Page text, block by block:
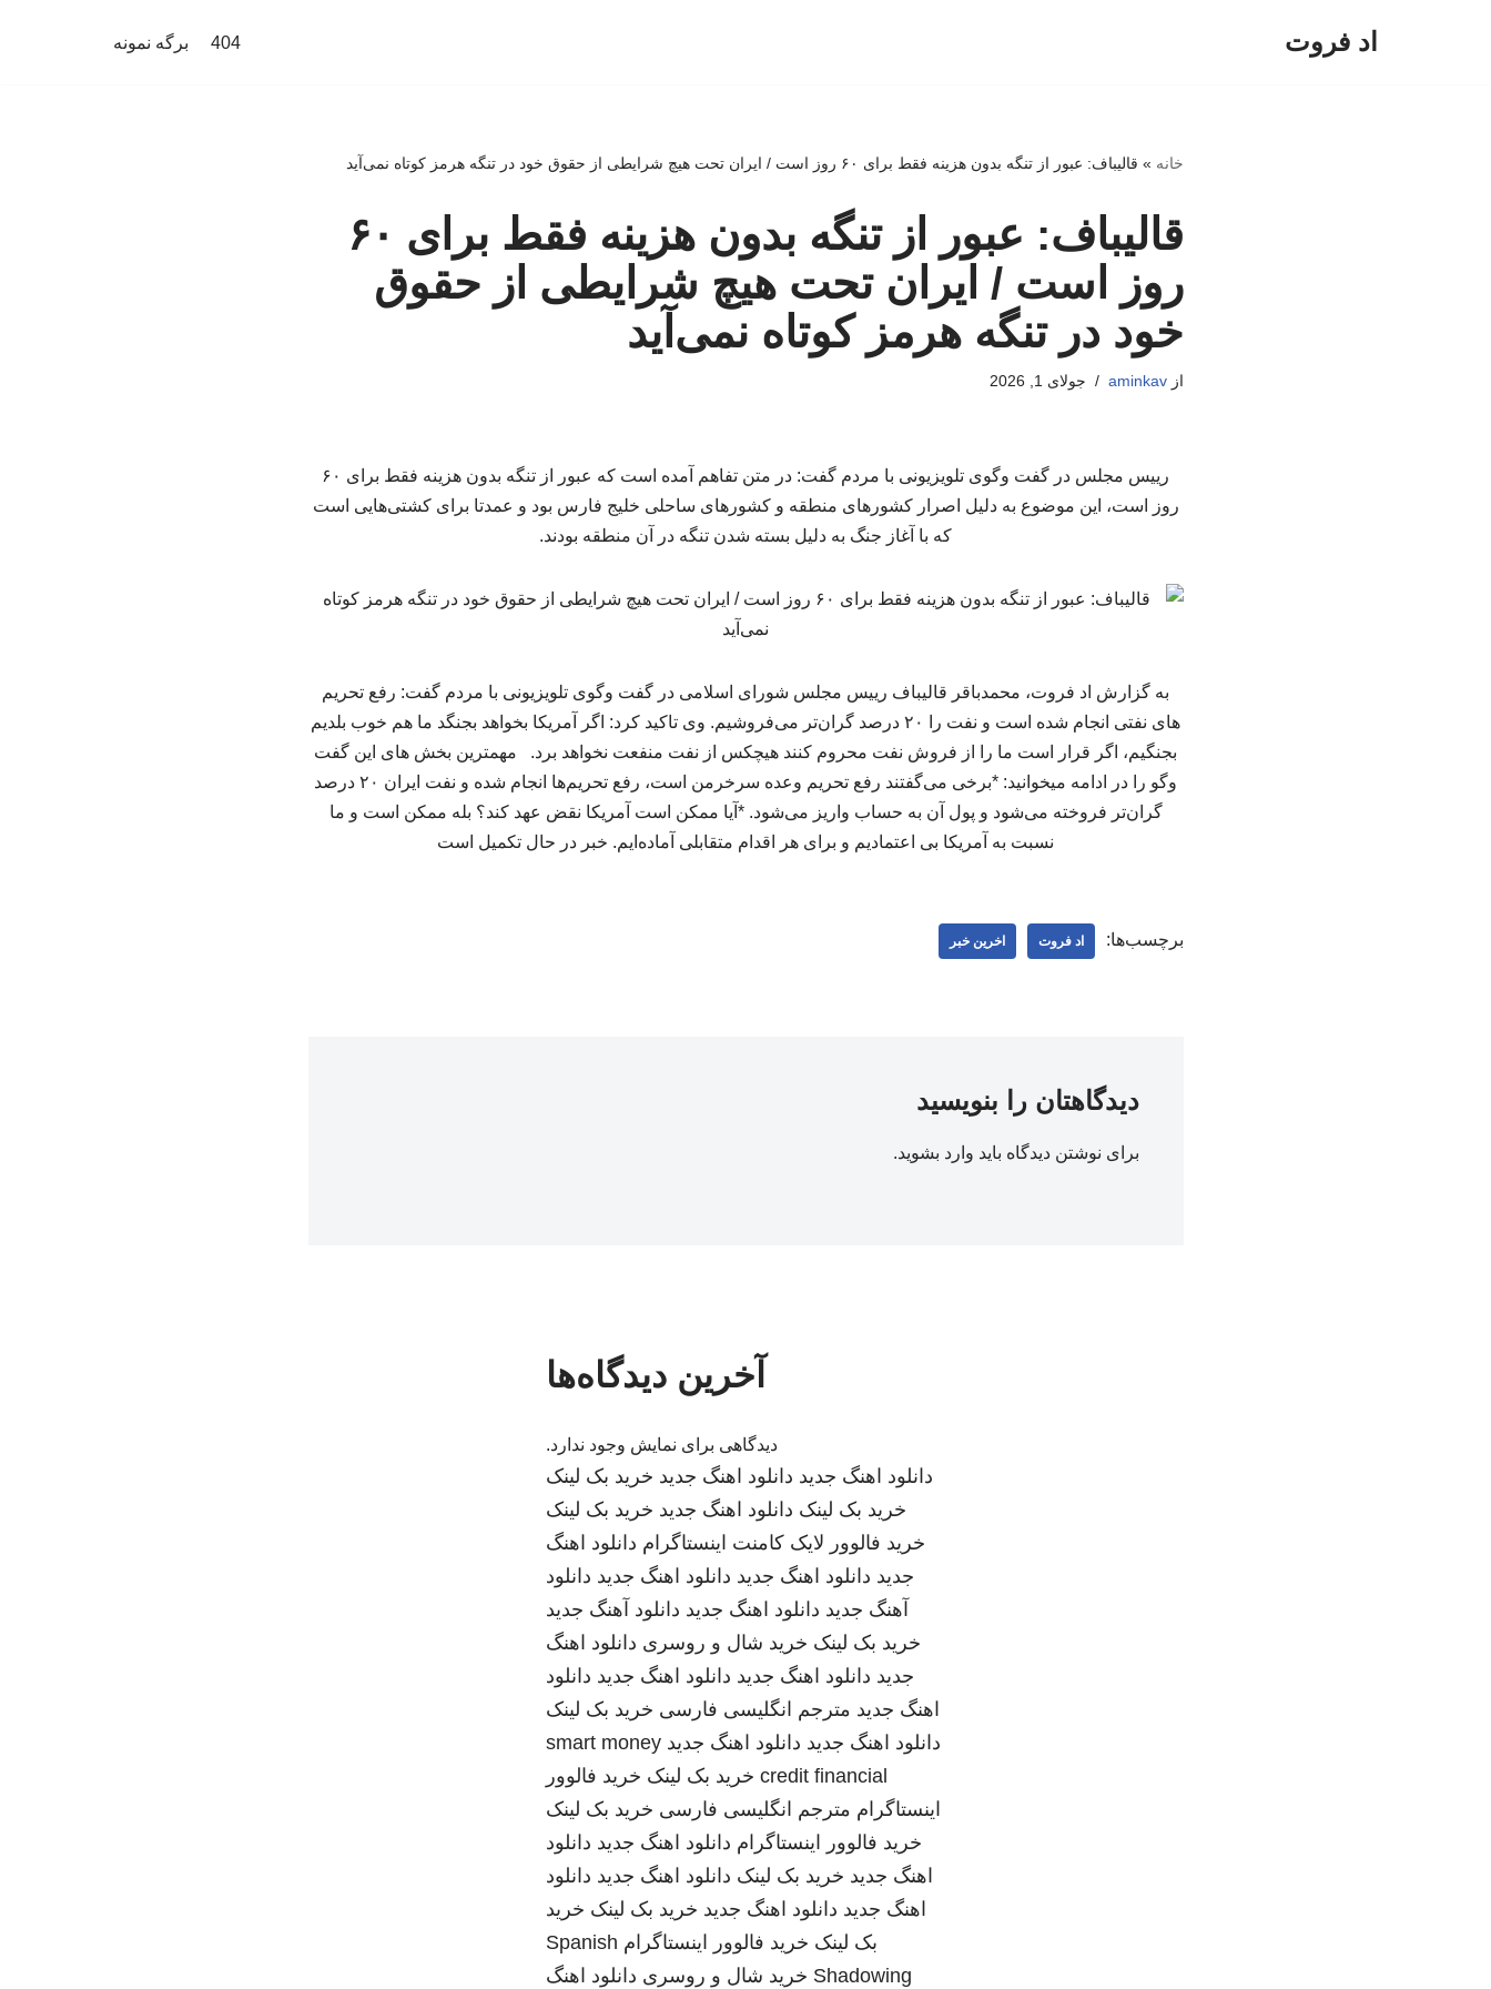
اد فروت 404 برگه نمونه
خانه » قالیباف: عبور از تنگه بدون هزینه فقط برای ۶۰ روز است / ایران تحت هیچ شرایطی از حقوق خود در تنگه هرمز کوتاه نمی‌آید
قالیباف: عبور از تنگه بدون هزینه فقط برای ۶۰
روز است / ایران تحت هیچ شرایطی از حقوق
خود در تنگه هرمز کوتاه نمی‌آید
ازaminkav جولای 1, 2026
‏رییس مجلس در گفت وگوی تلویزیونی با مردم گفت:‏ در متن تفاهم آمده است که عبور از تنگه بدون هزینه فقط برای ۶۰
روز است، این موضوع به دلیل اصرار کشورهای منطقه و کشورهای ساحلی خلیج فارس بود و عمدتا برای کشتی‌هایی است
که با آغاز جنگ به دلیل بسته شدن تنگه در آن منطقه بودند.
به گزارش اد فروت، محمدباقر قالیباف رییس مجلس شورای اسلامی در گفت وگوی تلویزیونی با مردم گفت: رفع تحریم
های نفتی انجام شده است و نفت را ۲۰ درصد گران‌تر می‌فروشیم. وی تاکید کرد: اگر آمریکا بخواهد بجنگد ما هم خوب بلدیم
بجنگیم، اگر قرار است ما را از فروش نفت محروم کنند هیچکس از نفت منفعت نخواهد برد. مهمترین بخش های این گفت
وگو را در ادامه میخوانید: *برخی می‌گفتند رفع تحریم وعده سرخرمن است، رفع تحریم‌ها انجام شده و نفت ایران ۲۰ درصد
گران‌تر فروخته می‌شود و پول آن به حساب واریز می‌شود. *آیا ممکن است آمریکا نقض عهد کند؟ بله ممکن است و ما
نسبت به آمریکا بی اعتمادیم و برای هر اقدام متقابلی آماده‌ایم. خبر در حال تکمیل است
برچسب‌ها: اد فروت اخرین خبر
دیدگاهتان را بنویسید
برای نوشتن دیدگاه باید وارد بشوید.
آخرین دیدگاه‌ها
دیدگاهی برای نمایش وجود ندارد.
دانلود اهنگ جدید دانلود اهنگ جدید خرید بک لینک
خرید بک لینک دانلود اهنگ جدید خرید بک لینک
خرید فالوور لایک کامنت اینستاگرام دانلود اهنگ
جدید دانلود اهنگ جدید دانلود اهنگ جدید دانلود
آهنگ جدید دانلود اهنگ جدید دانلود آهنگ جدید
خرید بک لینک خرید شال و روسری دانلود اهنگ
جدید دانلود اهنگ جدید دانلود اهنگ جدید دانلود
اهنگ جدید مترجم انگلیسی فارسی خرید بک لینک
دانلود اهنگ جدید دانلود اهنگ جدید smart money
credit financial خرید بک لینک خرید فالوور
اینستاگرام مترجم انگلیسی فارسی خرید بک لینک
خرید فالوور اینستاگرام دانلود اهنگ جدید دانلود
اهنگ جدید خرید بک لینک دانلود اهنگ جدید دانلود
اهنگ جدید دانلود اهنگ جدید خرید بک لینک خرید
بک لینک خرید فالوور اینستاگرام Spanish
Shadowing خرید شال و روسری دانلود اهنگ